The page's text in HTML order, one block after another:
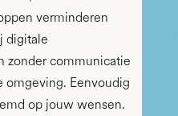
verminderen
digitale
zonder communicatie
omgeving. Eenvoudig
op jouw wensen.